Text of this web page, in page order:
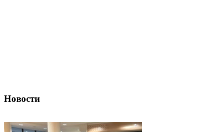
Новости